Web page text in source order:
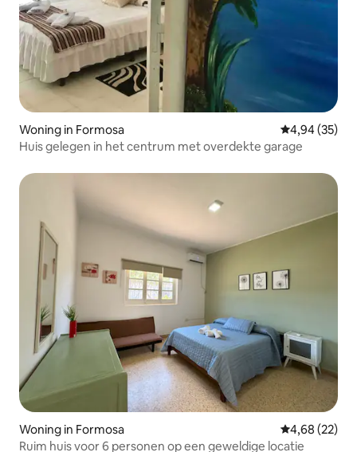
Woning in Formosa Gemiddelde
4,94 (35)
Huis gelegen in het centrum met overdekte garage
Woning in Formosa Gemiddelde
4,68 (22)
Ruim huis voor 6 personen op een geweldige locatie